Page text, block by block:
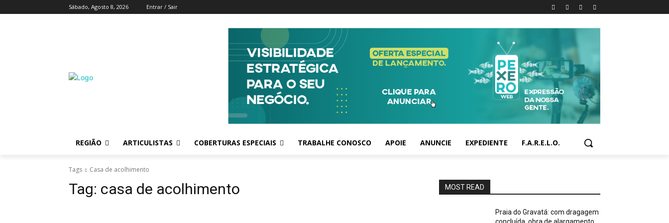
Sábado, Agosto 8, 2026 Entrar / Sair
REGIÃO ARTICULISTAS COBERTURAS ESPECIAIS TRABALHE CONOSCO APOIE ANUNCIE EXPEDIENTE F.A.R.E.L.O.
Tags Casa de acolhimento
Tag: casa de acolhimento MOST READ
Praia do Gravatá: com dragagem